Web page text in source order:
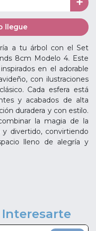
llegue
a tu árbol con el Set
8cm Modelo 4. Este
en el adorable
con ilustraciones
Cada esfera está
y acabados de alta
duradera y con estilo.
la magia de la
divertido, convirtiendo
lleno de alegría y